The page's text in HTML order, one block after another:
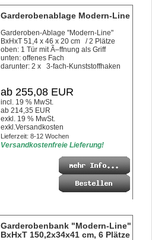
Garderobenablage Modern-Line
Garderoben-Ablage "Modern-Line"
BxHxT 51,4 x 46 x 20 cm / 2 Plätze
oben: 1 Tür mit Ã–ffnung als Griff
unten: offenes Fach
darunter: 2 x 3-fach-Kunststoffhaken
ab 255,08 EUR
incl. 19 % MwSt.
ab 214,35 EUR
exkl. 19 % MwSt.
exkl.Versandkosten
Lieferzeit: 8-12 Wochen
Versandkostenfreie Lieferung!
Garderobenbank "Modern-Line"
BxHxT 150,2x34x41 cm, 6 Plätze